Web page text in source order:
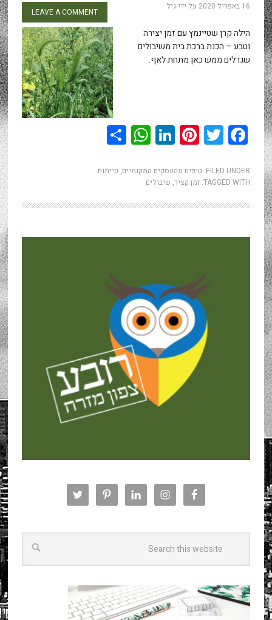
16 באפריל 2020 על ידיגיל
LEAVE A COMMENT
הילה קרן שטיינמץ עם זמן יצירה
וטבע – הכנת ברכת בית משיבולים
שגדלים ממש כאן מתחת לאף.
Facebook
Twitter
Pinterest
LinkedIn
WhatsApp
Share
FILED UNDER: טיפים מהעסקים המקומיים, קיימות
TAGGED WITH: זמן קציר, שיבולים